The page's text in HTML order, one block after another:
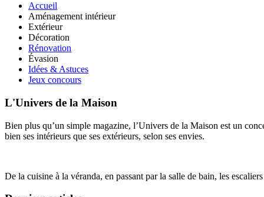
Accueil
Aménagement intérieur
Extérieur
Décoration
Rénovation
Évasion
Idées & Astuces
Jeux concours
L'Univers de la Maison
Bien plus qu’un simple magazine, l’Univers de la Maison est un
bien ses intérieurs que ses extérieurs, selon ses envies.
De la cuisine à la véranda, en passant par la salle de bain, les